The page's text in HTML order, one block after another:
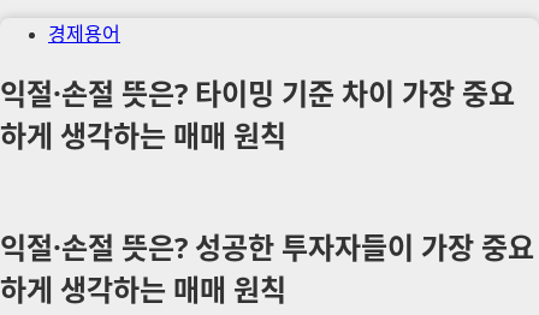
경제용어
익절·손절 뜻은? 타이밍 기준 차이 가장 중요
하게 생각하는 매매 원칙
익절·손절 뜻은? 성공한 투자자들이 가장 중요
하게 생각하는 매매 원칙